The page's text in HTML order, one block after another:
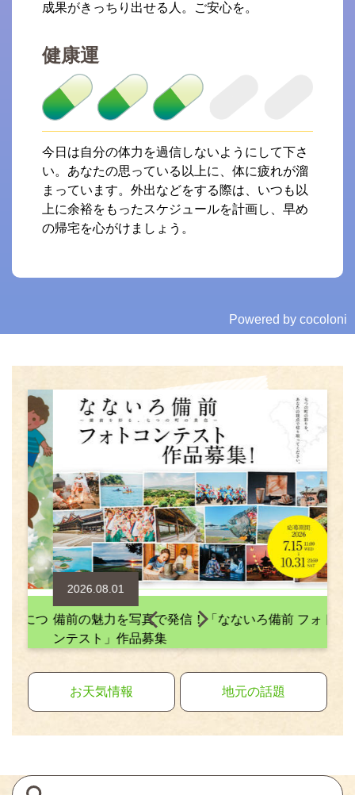
成果がきっちり出せる人。ご安心を。
健康運
今日は自分の体力を過信しないようにして下さ
い。あなたの思っている以上に、体に疲れが溜
まっています。外出などをする際は、いつも以
上に余裕をもったスケジュールを計画し、早め
の帰宅を心がけましょう。
Powered by cocoloni
2026.08.01
備前の魅力を写真で発信！「なないろ備前 フォトコ
ンテスト」作品募集
お天気情報 地元の話題